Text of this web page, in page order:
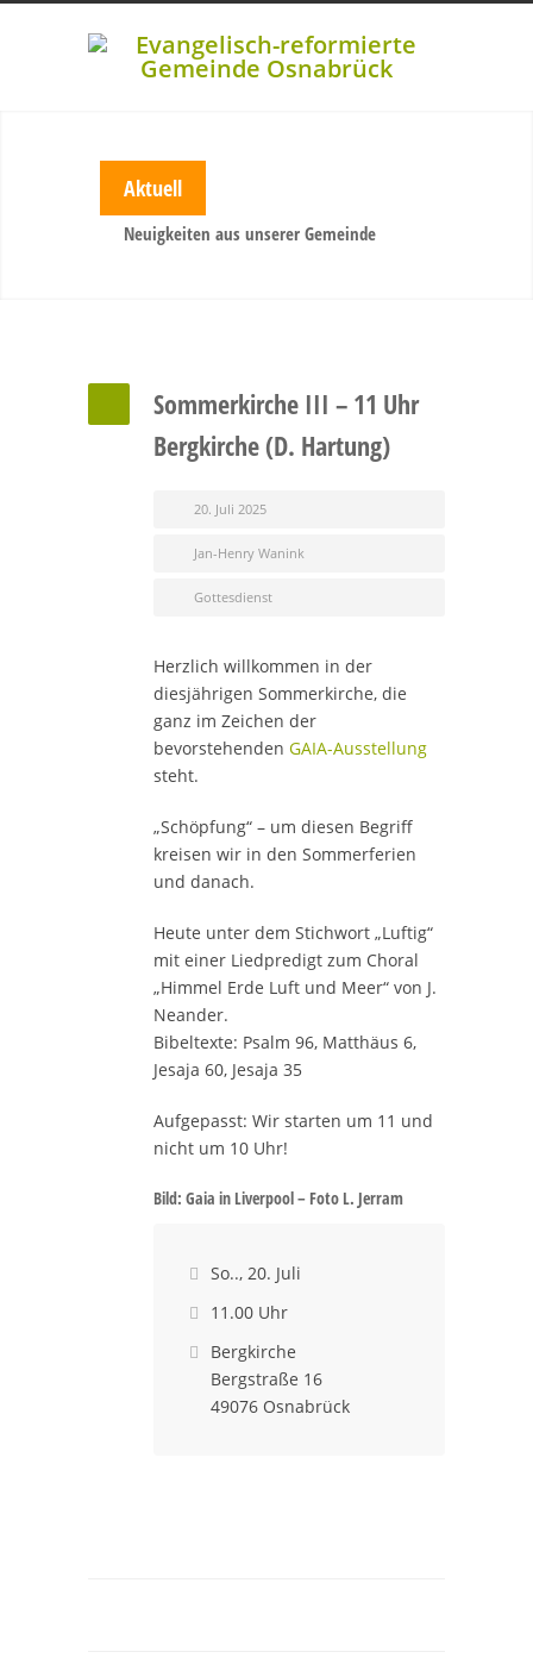
Aktuell
Neuigkeiten aus unserer Gemeinde
Sommerkirche III – 11 Uhr
Bergkirche (D. Hartung)
20. Juli 2025
Jan-Henry Wanink
Gottesdienst
Herzlich willkommen in der
diesjährigen Sommerkirche, die
ganz im Zeichen der
bevorstehenden GAIA-Ausstellung
steht.
„Schöpfung“ – um diesen Begriff
kreisen wir in den Sommerferien
und danach.
Heute unter dem Stichwort „Luftig“
mit einer Liedpredigt zum Choral
„Himmel Erde Luft und Meer“ von J.
Neander.
Bibeltexte: Psalm 96, Matthäus 6,
Jesaja 60, Jesaja 35
Aufgepasst: Wir starten um 11 und
nicht um 10 Uhr!
Bild: Gaia in Liverpool – Foto L. Jerram
 So.., 20. Juli
 11.00 Uhr

Bergkirche
Bergstraße 16
49076 Osnabrück